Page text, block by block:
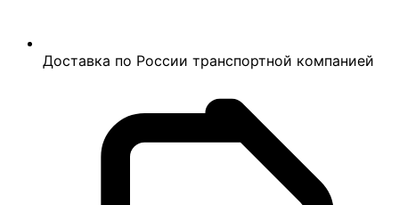
Доставка по России транспортной компанией